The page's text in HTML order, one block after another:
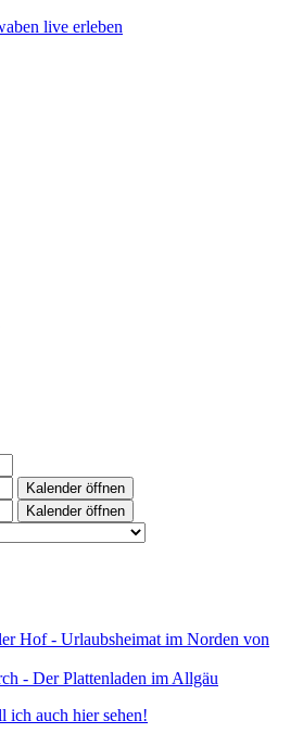
Kalender öffnen
Kalender öffnen
ich auch hier sehen!